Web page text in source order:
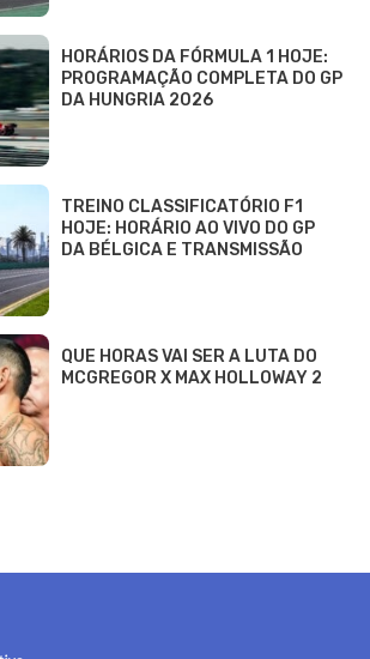
HORÁRIOS DA FÓRMULA 1 HOJE:
PROGRAMAÇÃO COMPLETA DO GP
DA HUNGRIA 2026
TREINO CLASSIFICATÓRIO F1
HOJE: HORÁRIO AO VIVO DO GP
DA BÉLGICA E TRANSMISSÃO
QUE HORAS VAI SER A LUTA DO
MCGREGOR X MAX HOLLOWAY 2